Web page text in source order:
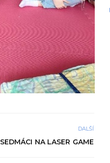
DALŠÍ
SEDMÁCI NA LASER GAME